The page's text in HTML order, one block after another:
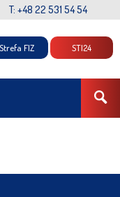
T: +48 22 531 54 54
Strefa FIZ STI24